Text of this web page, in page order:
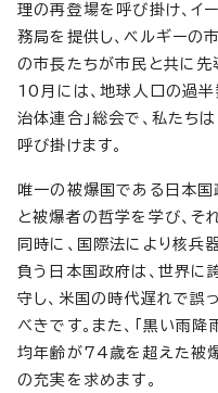
理の再登場を呼び掛け、イ
務局を提供し、ベルギーの
の市長たちが市民と共に先
10月には、地球人口の過半
治体連合」総会で、私たち
呼び掛けます。
唯一の被爆国である日本国
と被爆者の哲学を学び、そ
同時に、国際法により核兵
負う日本国政府は、世界に
守し、米国の時代遅れで誤
べきです。また、「黒い雨
均年齢が74歳を超えた被
の充実を求めます。